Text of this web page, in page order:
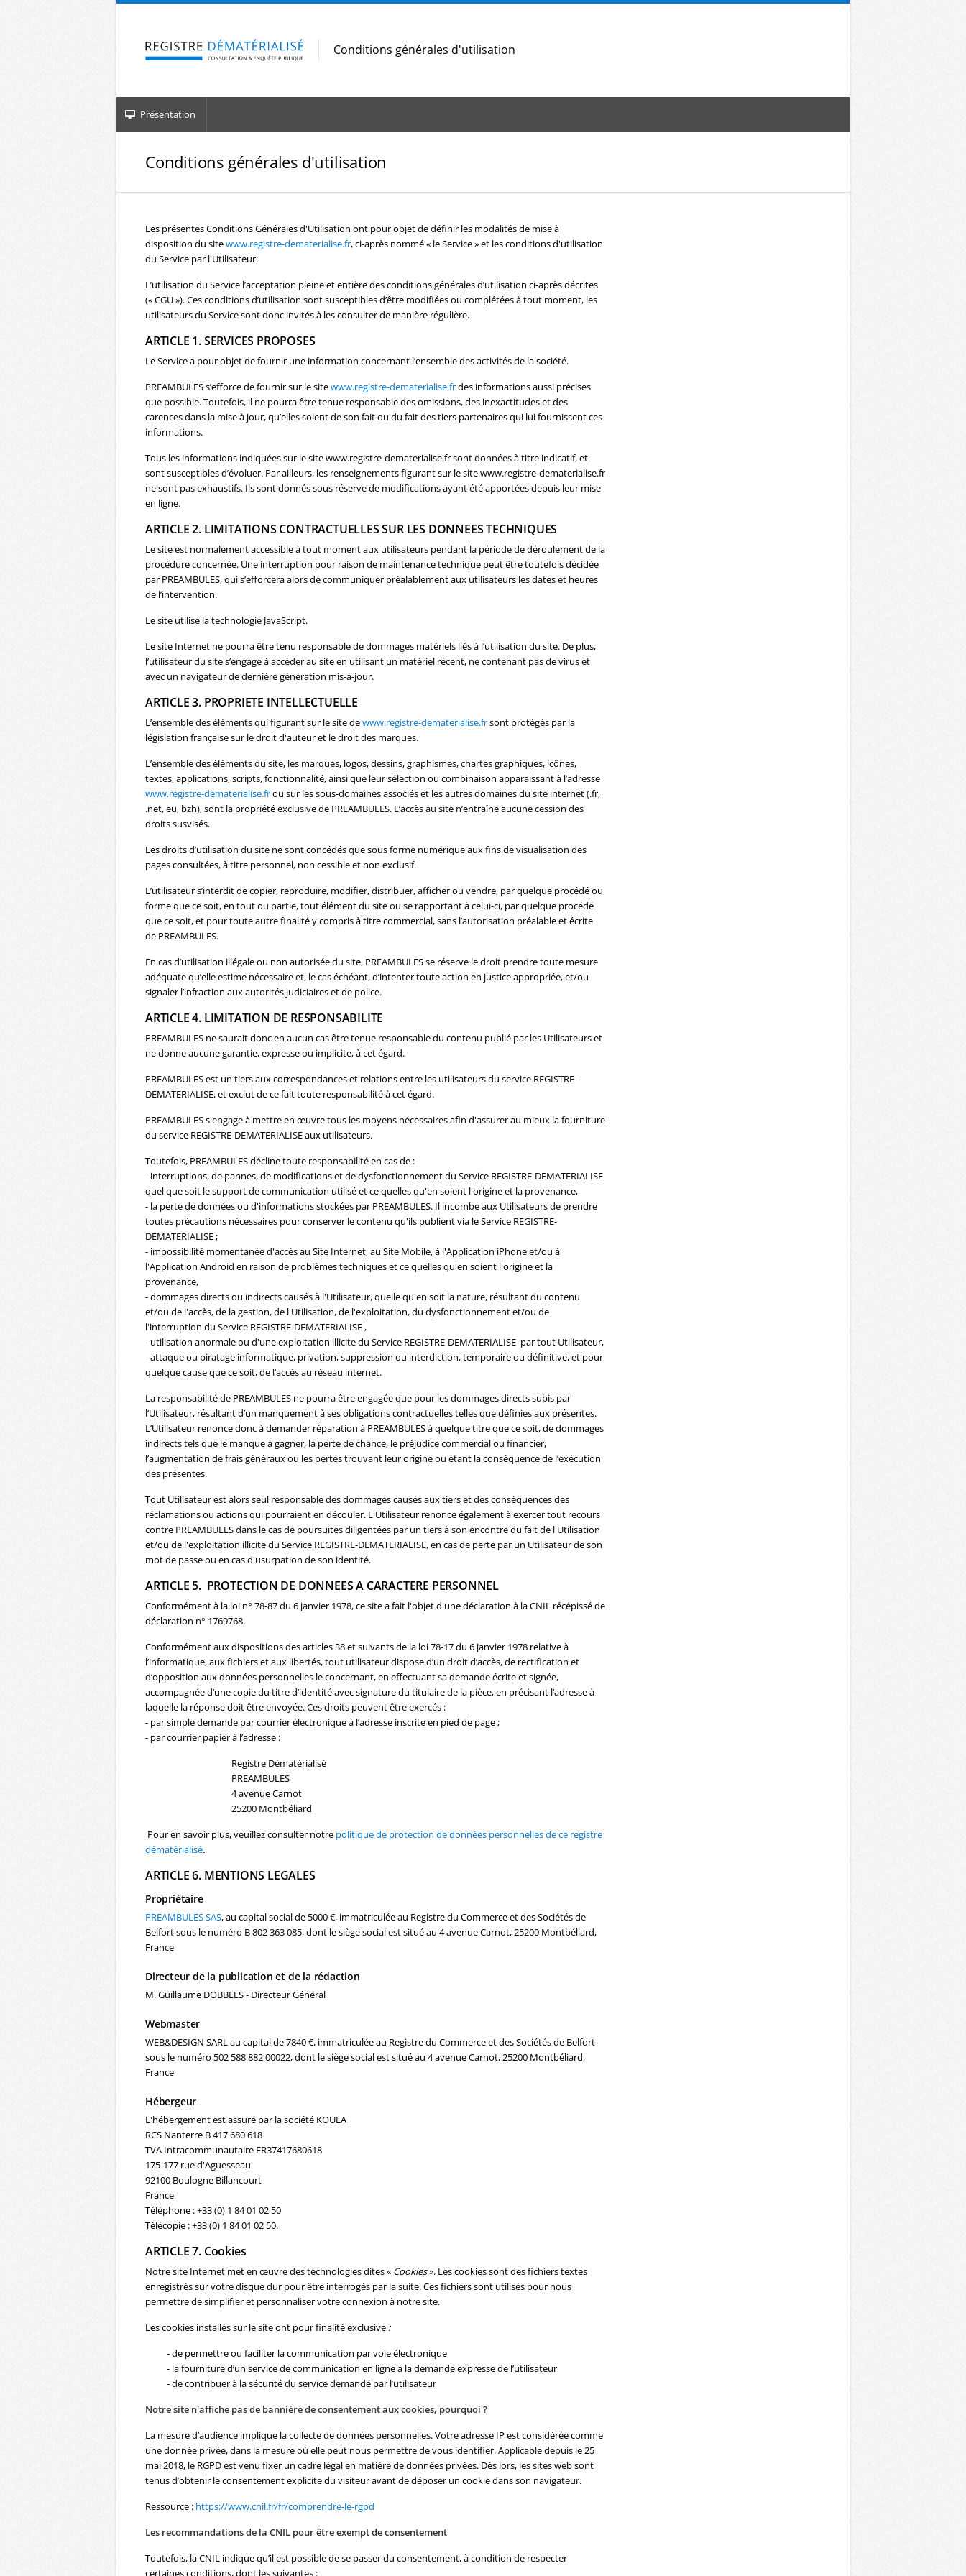
Aller au contenu
Conditions générales d'utilisation
Présentation
Conditions générales d'utilisation
Les présentes Conditions Générales d'Utilisation ont pour objet de définir les modalités de mise à
disposition du sitewww.registre-dematerialise.fr, ci-après nommé « le Service » et les conditions d'utilisation
du Service par l'Utilisateur.
L’utilisation du Service l’acceptation pleine et entière des conditions générales d’utilisation ci-après décrites
(« CGU »). Ces conditions d’utilisation sont susceptibles d’être modifiées ou complétées à tout moment, les
utilisateurs du Service sont donc invités à les consulter de manière régulière.
ARTICLE 1. SERVICES PROPOSES
Le Service a pour objet de fournir une information concernant l’ensemble des activités de la société.
PREAMBULES s’efforce de fournir sur le sitewww.registre-dematerialise.frdes informations aussi précises
que possible. Toutefois, il ne pourra être tenue responsable des omissions, des inexactitudes et des
carences dans la mise à jour, qu’elles soient de son fait ou du fait des tiers partenaires qui lui fournissent ces
informations.
Tous les informations indiquées sur le site www.registre-dematerialise.fr sont données à titre indicatif, et
sont susceptibles d’évoluer. Par ailleurs, les renseignements figurant sur le site www.registre-dematerialise.fr
ne sont pas exhaustifs. Ils sont donnés sous réserve de modifications ayant été apportées depuis leur mise
en ligne.
ARTICLE 2. LIMITATIONS CONTRACTUELLES SUR LES DONNEES TECHNIQUES
Le site est normalement accessible à tout moment aux utilisateurs pendant la période de déroulement de la
procédure concernée. Une interruption pour raison de maintenance technique peut être toutefois décidée
par PREAMBULES, qui s’efforcera alors de communiquer préalablement aux utilisateurs les dates et heures
de l’intervention.
Le site utilise la technologie JavaScript.
Le site Internet ne pourra être tenu responsable de dommages matériels liés à l’utilisation du site. De plus,
l’utilisateur du site s’engage à accéder au site en utilisant un matériel récent, ne contenant pas de virus et
avec un navigateur de dernière génération mis-à-jour.
ARTICLE 3. PROPRIETE INTELLECTUELLE
L’ensemble des éléments qui figurant sur le site dewww.registre-dematerialise.frsont protégés par la
législation française sur le droit d'auteur et le droit des marques.
L’ensemble des éléments du site, les marques, logos, dessins, graphismes, chartes graphiques, icônes,
textes, applications, scripts, fonctionnalité, ainsi que leur sélection ou combinaison apparaissant à l’adresse
www.registre-dematerialise.frou sur les sous-domaines associés et les autres domaines du site internet (.fr,
.net, eu, bzh), sont la propriété exclusive de PREAMBULES. L’accès au site n’entraîne aucune cession des
droits susvisés.
Les droits d’utilisation du site ne sont concédés que sous forme numérique aux fins de visualisation des
pages consultées, à titre personnel, non cessible et non exclusif.
L’utilisateur s’interdit de copier, reproduire, modifier, distribuer, afficher ou vendre, par quelque procédé ou
forme que ce soit, en tout ou partie, tout élément du site ou se rapportant à celui-ci, par quelque procédé
que ce soit, et pour toute autre finalité y compris à titre commercial, sans l’autorisation préalable et écrite
de PREAMBULES.
En cas d’utilisation illégale ou non autorisée du site, PREAMBULES se réserve le droit prendre toute mesure
adéquate qu’elle estime nécessaire et, le cas échéant, d’intenter toute action en justice appropriée, et/ou
signaler l’infraction aux autorités judiciaires et de police.
ARTICLE 4. LIMITATION DE RESPONSABILITE
PREAMBULES ne saurait donc en aucun cas être tenue responsable du contenu publié par les Utilisateurs et
ne donne aucune garantie, expresse ou implicite, à cet égard.
PREAMBULES est un tiers aux correspondances et relations entre les utilisateurs du service REGISTRE-
DEMATERIALISE, et exclut de ce fait toute responsabilité à cet égard.
PREAMBULES s'engage à mettre en œuvre tous les moyens nécessaires afin d'assurer au mieux la fourniture
du service REGISTRE-DEMATERIALISE aux utilisateurs.
Toutefois, PREAMBULES décline toute responsabilité en cas de :
- interruptions, de pannes, de modifications et de dysfonctionnement du Service REGISTRE-DEMATERIALISE
quel que soit le support de communication utilisé et ce quelles qu'en soient l'origine et la provenance,
- la perte de données ou d'informations stockées par PREAMBULES. Il incombe aux Utilisateurs de prendre
toutes précautions nécessaires pour conserver le contenu qu'ils publient via le Service REGISTRE-
DEMATERIALISE ;
- impossibilité momentanée d'accès au Site Internet, au Site Mobile, à l'Application iPhone et/ou à
l'Application Android en raison de problèmes techniques et ce quelles qu'en soient l'origine et la
provenance,
- dommages directs ou indirects causés à l'Utilisateur, quelle qu'en soit la nature, résultant du contenu
et/ou de l'accès, de la gestion, de l'Utilisation, de l'exploitation, du dysfonctionnement et/ou de
l'interruption du Service REGISTRE-DEMATERIALISE ,
- utilisation anormale ou d'une exploitation illicite du Service REGISTRE-DEMATERIALISE par tout Utilisateur,
- attaque ou piratage informatique, privation, suppression ou interdiction, temporaire ou définitive, et pour
quelque cause que ce soit, de l’accès au réseau internet.
La responsabilité de PREAMBULES ne pourra être engagée que pour les dommages directs subis par
l’Utilisateur, résultant d’un manquement à ses obligations contractuelles telles que définies aux présentes.
L’Utilisateur renonce donc à demander réparation à PREAMBULES à quelque titre que ce soit, de dommages
indirects tels que le manque à gagner, la perte de chance, le préjudice commercial ou financier,
l’augmentation de frais généraux ou les pertes trouvant leur origine ou étant la conséquence de l’exécution
des présentes.
Tout Utilisateur est alors seul responsable des dommages causés aux tiers et des conséquences des
réclamations ou actions qui pourraient en découler. L'Utilisateur renonce également à exercer tout recours
contre PREAMBULES dans le cas de poursuites diligentées par un tiers à son encontre du fait de l'Utilisation
et/ou de l'exploitation illicite du Service REGISTRE-DEMATERIALISE, en cas de perte par un Utilisateur de son
mot de passe ou en cas d'usurpation de son identité.
ARTICLE 5. PROTECTION DE DONNEES A CARACTERE PERSONNEL
Conformément à la loi n° 78-87 du 6 janvier 1978, ce site a fait l'objet d'une déclaration à la CNIL récépissé de
déclaration n° 1769768.
Conformément aux dispositions des articles 38 et suivants de la loi 78-17 du 6 janvier 1978 relative à
l’informatique, aux fichiers et aux libertés, tout utilisateur dispose d’un droit d’accès, de rectification et
d’opposition aux données personnelles le concernant, en effectuant sa demande écrite et signée,
accompagnée d’une copie du titre d’identité avec signature du titulaire de la pièce, en précisant l’adresse à
laquelle la réponse doit être envoyée. Ces droits peuvent être exercés :
- par simple demande par courrier électronique à l’adresse inscrite en pied de page ;
- par courrier papier à l’adresse :
Registre Dématérialisé
PREAMBULES
4 avenue Carnot
25200 Montbéliard
Pour en savoir plus, veuillez consulter notre politique de protection de données personnelles de ce registre
dématérialisé.
ARTICLE 6. MENTIONS LEGALES
Propriétaire
PREAMBULES SAS, au capital social de 5000 €, immatriculée au Registre du Commerce et des Sociétés de
Belfort sous le numéro B 802 363 085, dont le siège social est situé au 4 avenue Carnot, 25200 Montbéliard,
France
Directeur de la publication et de la rédaction
M. Guillaume DOBBELS - Directeur Général
Webmaster
WEB&DESIGN SARL au capital de 7840 €, immatriculée au Registre du Commerce et des Sociétés de Belfort
sous le numéro 502 588 882 00022, dont le siège social est situé au 4 avenue Carnot, 25200 Montbéliard,
France
Hébergeur
L'hébergement est assuré par la société KOULA
RCS Nanterre B 417 680 618
TVA Intracommunautaire FR37417680618
175-177 rue d'Aguesseau
92100 Boulogne Billancourt
France
Téléphone : +33 (0) 1 84 01 02 50
Télécopie : +33 (0) 1 84 01 02 50.
ARTICLE 7. Cookies
Notre site Internet met en œuvre des technologies dites « Cookies». Les cookies sont des fichiers textes
enregistrés sur votre disque dur pour être interrogés par la suite. Ces fichiers sont utilisés pour nous
permettre de simplifier et personnaliser votre connexion à notre site.
Les cookies installés sur le site ont pour finalité exclusive :
- de permettre ou faciliter la communication par voie électronique
- la fourniture d’un service de communication en ligne à la demande expresse de l’utilisateur
- de contribuer à la sécurité du service demandé par l’utilisateur
Notre site n'affiche pas de bannière de consentement aux cookies, pourquoi ?
La mesure d’audience implique la collecte de données personnelles. Votre adresse IP est considérée comme
une donnée privée, dans la mesure où elle peut nous permettre de vous identifier. Applicable depuis le 25
mai 2018, le RGPD est venu fixer un cadre légal en matière de données privées. Dès lors, les sites web sont
tenus d’obtenir le consentement explicite du visiteur avant de déposer un cookie dans son navigateur.
Ressource : https://www.cnil.fr/fr/comprendre-le-rgpd
Les recommandations de la CNIL pour être exempt de consentement
Toutefois, la CNIL indique qu’il est possible de se passer du consentement, à condition de respecter
certaines conditions, dont les suivantes :